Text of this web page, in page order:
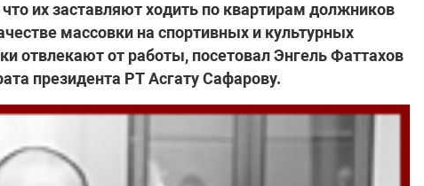
их заставляют ходить по квартирам должников
массовки на спортивных и культурных
отвлекают от работы, посетовал Энгель Фаттахов
президента РТ Асгату Сафарову.